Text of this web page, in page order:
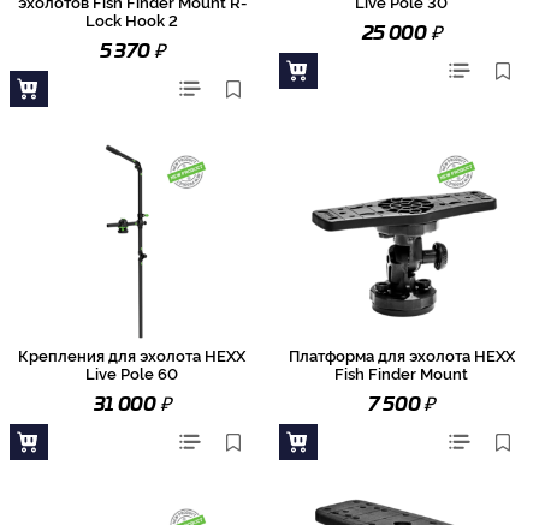
Lock Hook 2
5 370₽
25 000₽
Крепления для эхолота HEXX
Live Pole 60
31 000₽
Платформа для эхолота HEXX
Fish Finder Mount
7 500₽